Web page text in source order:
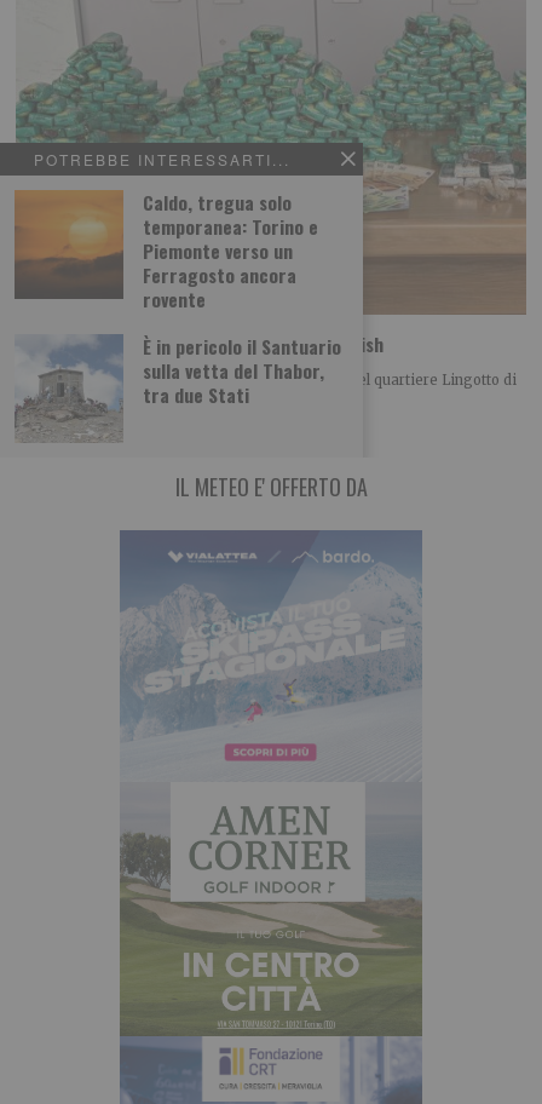
POTREBBE INTERESSARTI...
Caldo, tregua solo
temporanea: Torino e
Piemonte verso un
Ferragosto ancora
rovente
È in pericolo il Santuario
sulla vetta del Thabor,
tra due Stati
Spaccio: la polizia sequestra 33 kg di hashish
La Polizia di Stato ha arrestato, nei giorni scorsi nel quartiere Lingotto di
Torino, un 24enne
IL METEO E' OFFERTO DA